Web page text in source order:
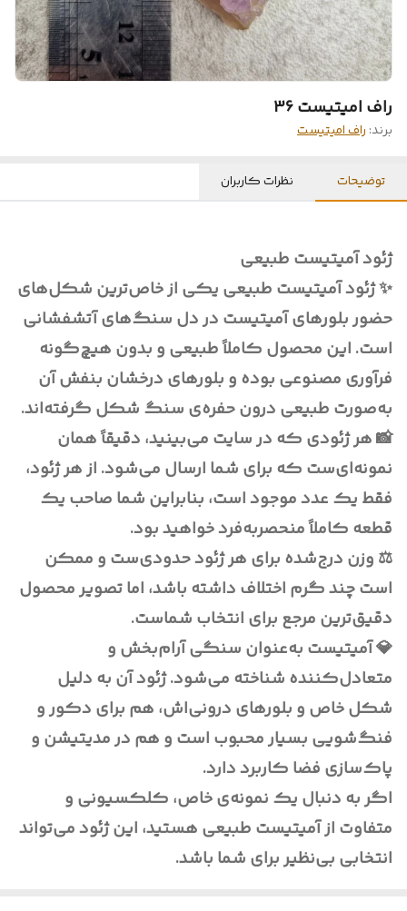
راف امیتیست 36
برند: راف امیتیست
توضیحات نظرات کاربران
ژئود آمیتیست طبیعی
✨ ژئود آمیتیست طبیعی یکی از خاص‌ترین شکل‌های
حضور بلورهای آمیتیست در دل سنگ‌های آتشفشانی
است. این محصول کاملاً طبیعی و بدون هیچ‌گونه
فرآوری مصنوعی بوده و بلورهای درخشان بنفش آن
به‌صورت طبیعی درون حفره‌ی سنگ شکل گرفته‌اند.
📸 هر ژئودی که در سایت می‌بینید، دقیقاً همان
نمونه‌ای‌ست که برای شما ارسال می‌شود. از هر ژئود،
فقط یک عدد موجود است، بنابراین شما صاحب یک
قطعه کاملاً منحصربه‌فرد خواهید بود.
⚖️ وزن درج‌شده برای هر ژئود حدودی‌ست و ممکن
است چند گرم اختلاف داشته باشد، اما تصویر محصول
دقیق‌ترین مرجع برای انتخاب شماست.
💎 آمیتیست به‌عنوان سنگی آرام‌بخش و
متعادل‌کننده شناخته می‌شود. ژئود آن به دلیل
شکل خاص و بلورهای درونی‌اش، هم برای دکور و
فنگ‌شویی بسیار محبوب است و هم در مدیتیشن و
پاک‌سازی فضا کاربرد دارد.
اگر به دنبال یک نمونه‌ی خاص، کلکسیونی و
متفاوت از آمیتیست طبیعی هستید، این ژئود می‌تواند
انتخابی بی‌نظیر برای شما باشد.